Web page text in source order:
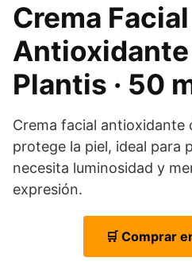
Crema Facial
Antioxidante
Plantis · 50
Crema facial antioxidante
protege la piel, ideal para
necesita luminosidad y
expresión.
🛒 Comprar